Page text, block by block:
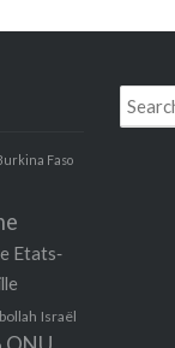
Faso
Etats‐
Israël
Search
for: